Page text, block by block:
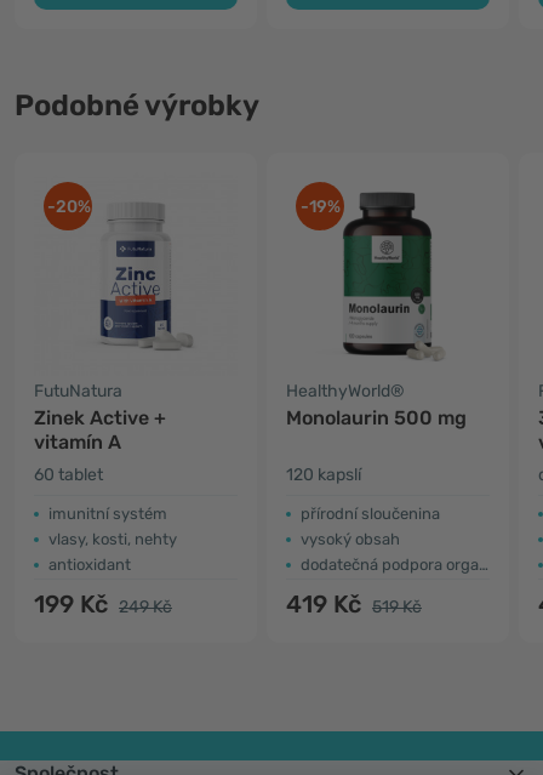
Podobné výrobky
-20%
FutuNatura
Zinek Active +
vitamín A
60 tablet
imunitní systém
vlasy, kosti, nehty
antioxidant
199 Kč 249 Kč
-19%
HealthyWorld®
Monolaurin 500 mg
120 kapslí
přírodní sloučenina
vysoký obsah
dodatečná podpora organismu
419 Kč 519 Kč